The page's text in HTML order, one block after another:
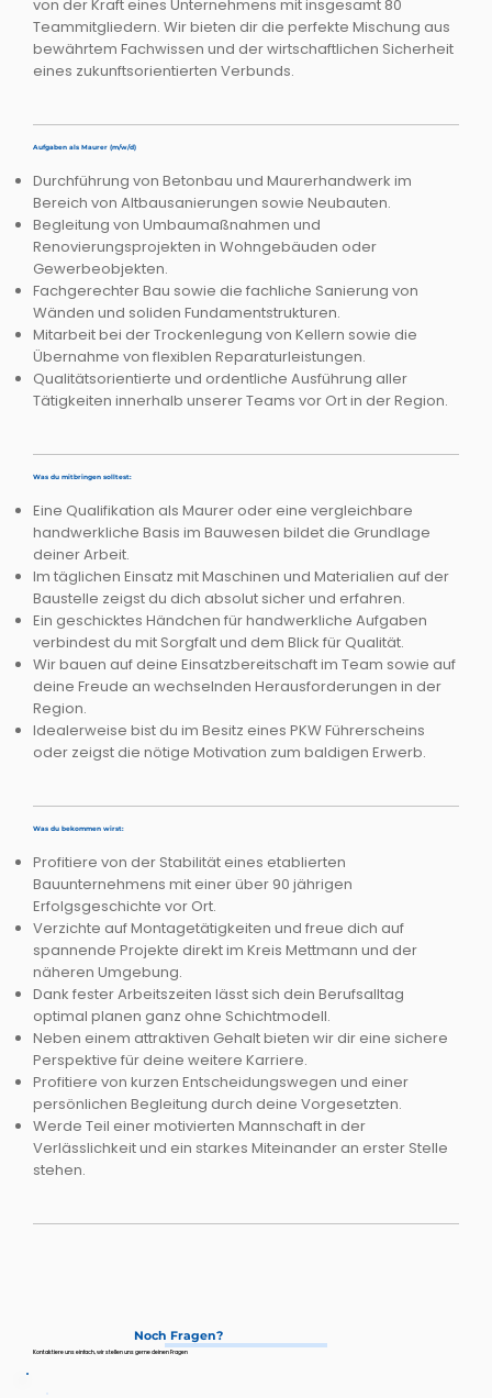
von der Kraft eines Unternehmens mit insgesamt 80
Teammitgliedern. Wir bieten dir die perfekte Mischung aus
bewährtem Fachwissen und der wirtschaftlichen Sicherheit
eines zukunftsorientierten Verbunds.
Aufgaben als Maurer (m/w/d)
Durchführung von Betonbau und Maurerhandwerk im
Bereich von Altbausanierungen sowie Neubauten.
Begleitung von Umbaumaßnahmen und
Renovierungsprojekten in Wohngebäuden oder
Gewerbeobjekten.
Fachgerechter Bau sowie die fachliche Sanierung von
Wänden und soliden Fundamentstrukturen.
Mitarbeit bei der Trockenlegung von Kellern sowie die
Übernahme von flexiblen Reparaturleistungen.
Qualitätsorientierte und ordentliche Ausführung aller
Tätigkeiten innerhalb unserer Teams vor Ort in der Region.
Was du mitbringen solltest:
Eine Qualifikation als Maurer oder eine vergleichbare
handwerkliche Basis im Bauwesen bildet die Grundlage
deiner Arbeit.
Im täglichen Einsatz mit Maschinen und Materialien auf der
Baustelle zeigst du dich absolut sicher und erfahren.
Ein geschicktes Händchen für handwerkliche Aufgaben
verbindest du mit Sorgfalt und dem Blick für Qualität.
Wir bauen auf deine Einsatzbereitschaft im Team sowie auf
deine Freude an wechselnden Herausforderungen in der
Region.
Idealerweise bist du im Besitz eines PKW Führerscheins
oder zeigst die nötige Motivation zum baldigen Erwerb.
Was du bekommen wirst:
Profitiere von der Stabilität eines etablierten
Bauunternehmens mit einer über 90 jährigen
Erfolgsgeschichte vor Ort.
Verzichte auf Montagetätigkeiten und freue dich auf
spannende Projekte direkt im Kreis Mettmann und der
näheren Umgebung.
Dank fester Arbeitszeiten lässt sich dein Berufsalltag
optimal planen ganz ohne Schichtmodell.
Neben einem attraktiven Gehalt bieten wir dir eine sichere
Perspektive für deine weitere Karriere.
Profitiere von kurzen Entscheidungswegen und einer
persönlichen Begleitung durch deine Vorgesetzten.
Werde Teil einer motivierten Mannschaft in der
Verlässlichkeit und ein starkes Miteinander an erster Stelle
stehen.
Noch Fragen?
Kontaktiere uns einfach, wir stellen uns gerne deinen Fragen